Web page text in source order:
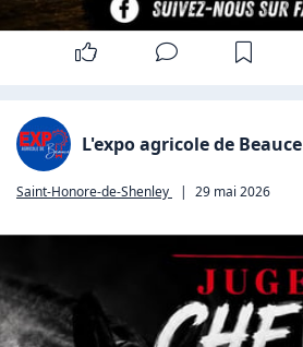
L'expo agricole de Beauce
Saint-Honore-de-Shenley | 29 mai 2026